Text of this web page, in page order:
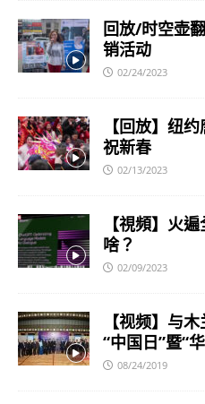
回放/时空壶
销活动
02/24/2023
【回放】纽
祝新春
02/13/2023
【視頻】火
啥？
02/09/2023
【视频】与
“中国日”暨“
08/24/2019